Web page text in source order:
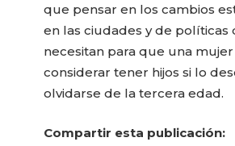
que pensar en los cambios
en las ciudades y de políticas
necesitan para que una
considerar tener hijos si lo
olvidarse de la tercera edad.
Compartir esta publicación: